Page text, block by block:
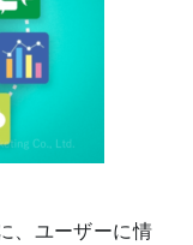
、ユーザーに情